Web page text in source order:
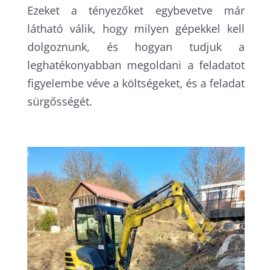
Ezeket a tényezőket egybevetve már
látható válik, hogy milyen gépekkel kell
dolgoznunk, és hogyan tudjuk a
leghatékonyabban megoldani a feladatot
figyelembe véve a költségeket, és a feladat
sürgősségét.